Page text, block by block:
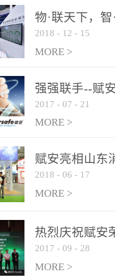
也将造成
和社会影
成人员伤
探测器正
空间建筑
设备通过
获取、预
分析，实
识别。能
，达到早
。 系统构
像型火灾
分组成。
太网相
机最多可
物·联天下，
赋安F&S 2018
满落幕
2018 - 12 - 15
MORE >
强强联手--赋
集团达成战略
2017 - 07 - 21
MORE >
赋安亮相山东
慧消防新荣耀
2018 - 06 - 17
MORE >
热烈庆祝赋安
联合采购战略
2017 - 09 - 28
MORE >